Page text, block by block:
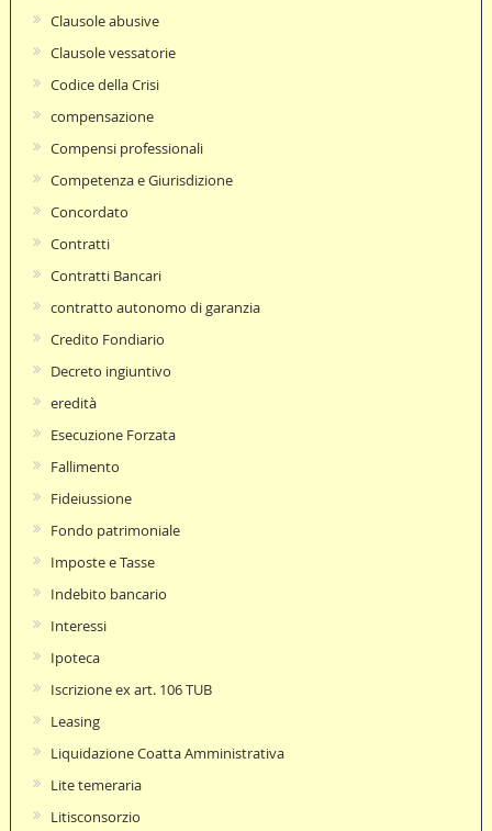
Clausole abusive
Clausole vessatorie
Codice della Crisi
compensazione
Compensi professionali
Competenza e Giurisdizione
Concordato
Contratti
Contratti Bancari
contratto autonomo di garanzia
Credito Fondiario
Decreto ingiuntivo
eredità
Esecuzione Forzata
Fallimento
Fideiussione
Fondo patrimoniale
Imposte e Tasse
Indebito bancario
Interessi
Ipoteca
Iscrizione ex art. 106 TUB
Leasing
Liquidazione Coatta Amministrativa
Lite temeraria
Litisconsorzio